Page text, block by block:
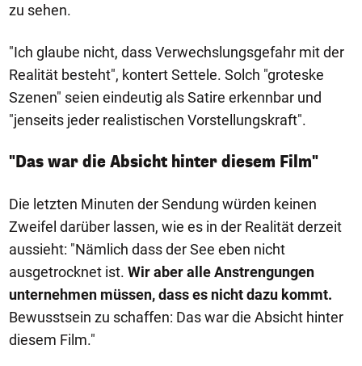
zu sehen.
"Ich glaube nicht, dass Verwechslungsgefahr mit der
Realität besteht", kontert Settele. Solch "groteske
Szenen" seien eindeutig als Satire erkennbar und
"jenseits jeder realistischen Vorstellungskraft".
"Das war die Absicht hinter diesem Film"
Die letzten Minuten der Sendung würden keinen
Zweifel darüber lassen, wie es in der Realität derzeit
aussieht: "Nämlich dass der See eben nicht
ausgetrocknet ist. Wir aber alle Anstrengungen
unternehmen müssen, dass es nicht dazu kommt.
Bewusstsein zu schaffen: Das war die Absicht hinter
diesem Film."